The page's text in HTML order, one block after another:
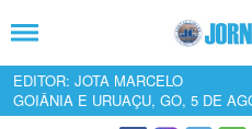
EDITOR: JOTA MARCELO
GOIÂNIA E URUAÇU, GO, 5 DE